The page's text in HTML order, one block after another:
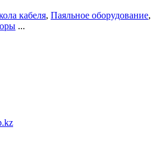
кабеля, Паяльное оборудование,
...